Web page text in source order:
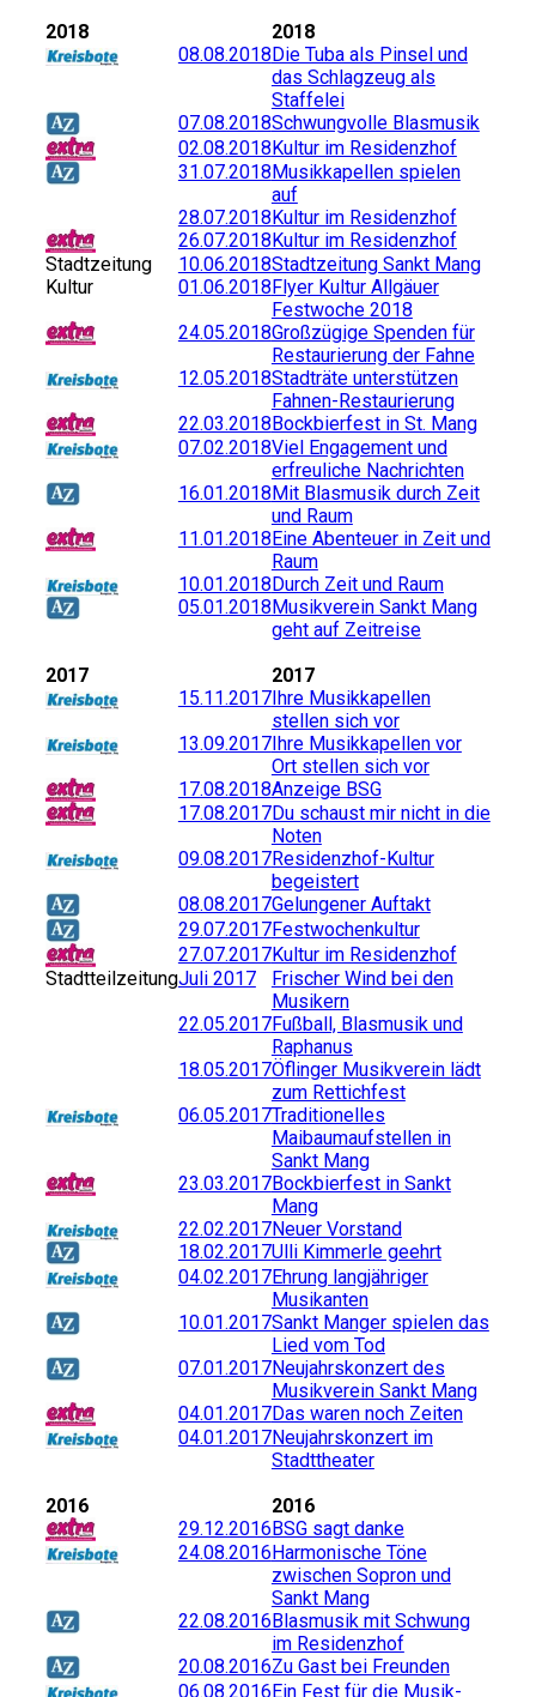
2018
2018
08.08.2018Die Tuba als Pinsel und
das Schlagzeug als
Staffelei
07.08.2018Schwungvolle Blasmusik
02.08.2018Kultur im Residenzhof
31.07.2018Musikkapellen spielen
auf
28.07.2018Kultur im Residenzhof
26.07.2018Kultur im Residenzhof
Stadtzeitung
10.06.2018Stadtzeitung Sankt Mang
Kultur
01.06.2018Flyer Kultur Allgäuer
Festwoche 2018
24.05.2018Großzügige Spenden für
Restaurierung der Fahne
12.05.2018Stadträte unterstützen
Fahnen-Restaurierung
22.03.2018Bockbierfest in St. Mang
07.02.2018Viel Engagement und
erfreuliche Nachrichten
16.01.2018Mit Blasmusik durch Zeit
und Raum
11.01.2018Eine Abenteuer in Zeit und
Raum
10.01.2018Durch Zeit und Raum
05.01.2018Musikverein Sankt Mang
geht auf Zeitreise
2017
2017
15.11.2017Ihre Musikkapellen
stellen sich vor
13.09.2017Ihre Musikkapellen vor
Ort stellen sich vor
17.08.2018Anzeige BSG
17.08.2017Du schaust mir nicht in die
Noten
09.08.2017Residenzhof-Kultur
begeistert
08.08.2017Gelungener Auftakt
29.07.2017Festwochenkultur
27.07.2017Kultur im Residenzhof
StadtteilzeitungJuli 2017
Frischer Wind bei den
Musikern
22.05.2017Fußball, Blasmusik und
Raphanus
18.05.2017Öflinger Musikverein lädt
zum Rettichfest
06.05.2017Traditionelles
Maibaumaufstellen in
Sankt Mang
23.03.2017Bockbierfest in Sankt
Mang
22.02.2017Neuer Vorstand
18.02.2017Ulli Kimmerle geehrt
04.02.2017Ehrung langjähriger
Musikanten
10.01.2017Sankt Manger spielen das
Lied vom Tod
07.01.2017Neujahrskonzert des
Musikverein Sankt Mang
04.01.2017Das waren noch Zeiten
04.01.2017Neujahrskonzert im
Stadttheater
2016
2016
29.12.2016BSG sagt danke
24.08.2016Harmonische Töne
zwischen Sopron und
Sankt Mang
22.08.2016Blasmusik mit Schwung
im Residenzhof
20.08.2016Zu Gast bei Freunden
06.08.2016Ein Fest für die Musik-